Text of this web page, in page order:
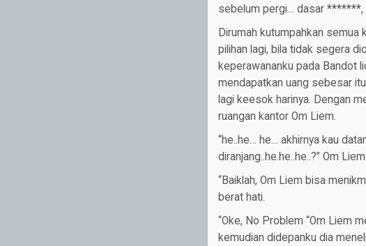
sebelum pergi… dasar *******,
Dirumah kutumpahkan
pilihan lagi, bila tidak segera
keperawananku pada Bandot
mendapatkan uang sebesar
lagi keesok harinya. Dengan
ruangan kantor Om Liem.
“he..he… he… akhirnya kau
diranjang..he.he..he..?” Om
“Baiklah, Om Liem bisa
berat hati.
“Oke, No Problem “Om Liem
kemudian didepanku dia